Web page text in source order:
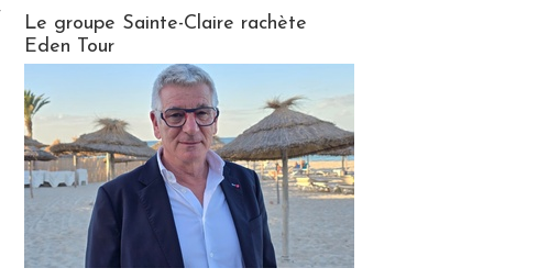
Le groupe Sainte-Claire rachète
Eden Tour